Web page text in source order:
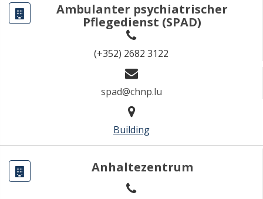
Ambulanter psychiatrischer
Pflegedienst (SPAD)
(+352) 2682 3122
spad@chnp.lu
Building
Anhaltezentrum